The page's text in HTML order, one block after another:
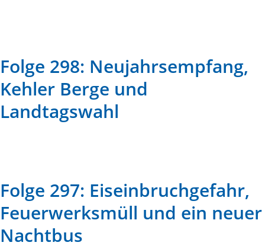
Folge 298: Neujahrsempfang,
Kehler Berge und
Landtagswahl
Folge 297: Eiseinbruchgefahr,
Feuerwerksmüll und ein neuer
Nachtbus